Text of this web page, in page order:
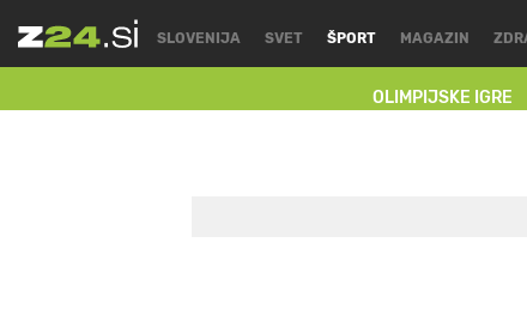
SLOVENIJA SVET ŠPORT
OLIMPIJSKE IGRE
MAGAZIN